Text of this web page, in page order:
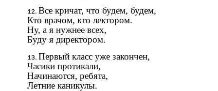
Все кричат, что будем, будем,
Кто врачом, кто лектором.
Ну, а я нужнее всех,
Буду я директором.
Первый класс уже закончен,
Часики протикали,
Начинаются, ребята,
Летние каникулы.